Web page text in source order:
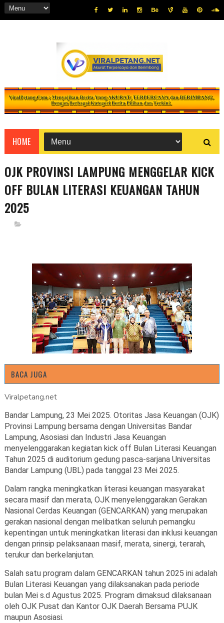
HOME
OJK PROVINSI LAMPUNG MENGGELAR KICK
OFF BULAN LITERASI KEUANGAN TAHUN
2025
BACA JUGA
Viralpetang.net
Bandar Lampung, 23 Mei 2025. Otoritas Jasa Keuangan (OJK)
Provinsi Lampung bersama dengan Universitas Bandar
Lampung, Asosiasi dan Industri Jasa Keuangan
menyelenggarakan kegiatan kick off Bulan Literasi Keuangan
Tahun 2025 di auditorium gedung pasca-sarjana Universitas
Bandar Lampung (UBL) pada tanggal 23 Mei 2025.
Dalam rangka meningkatkan literasi keuangan masyarakat
secara masif dan merata, OJK menyelenggarakan Gerakan
Nasional Cerdas Keuangan (GENCARKAN) yang merupakan
gerakan nasional dengan melibatkan seluruh pemangku
kepentingan untuk meningkatkan literasi dan inklusi keuangan
dengan prinsip pelaksanaan masif, merata, sinergi, terarah,
terukur dan berkelanjutan.
Salah satu program dalam GENCARKAN tahun 2025 ini adalah
Bulan Literasi Keuangan yang dilaksanakan pada periode
bulan Mei s.d Agustus 2025. Program dimaksud dilaksanaan
oleh OJK Pusat dan Kantor OJK Daerah Bersama PUJK
maupun Asosiasi.